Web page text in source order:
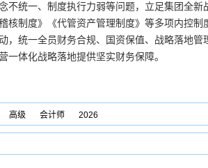
不统一、制度执行力弱等问题，立足集团全
核制度》《代管资产管理制度》等多项内控
，统一全员财务合规、国资保值、战略落地管
体化战略落地提供坚实财务保障。
高级 会计师 2026